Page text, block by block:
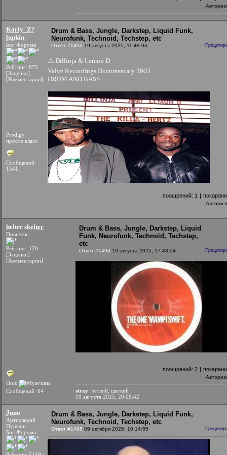
Kariy_Z?
lupkin
Бог Форума
Рейтинг: 875
[Заценки]
[Комментарии]
Prodigy
просто класс
Сообщений:
1541
Drum & Bass, Jungle, Darkstep, Liquid Funk,
Neurofunk, Technoid, Techstep, etc
Ответ #1493 19 августа 2025, 11:48:06
⚠️ Dillinja & Lemon D
Valve Recordings Documentary 2003
DRUM AND BASS
поощрений: 1 |
helter skelter
Новичок
Рейтинг: 120
[Заценки]
[Комментарии]
Пол:
Сообщений: 64
Drum & Bass, Jungle, Darkstep, Liquid
Funk, Neurofunk, Technoid, Techstep,
etc
Ответ #1494 19 августа 2025, 17:43:04
поощрений: 2 |
stray: четкий, шаткий
19 августа 2025, 20:08:42
Juno
Артиллерий
Пушкин
Бог Форума
Drum & Bass, Jungle, Darkstep, Liquid Funk,
Neurofunk, Technoid, Techstep, etc
Ответ #1495 09 октября 2025, 10:14:55